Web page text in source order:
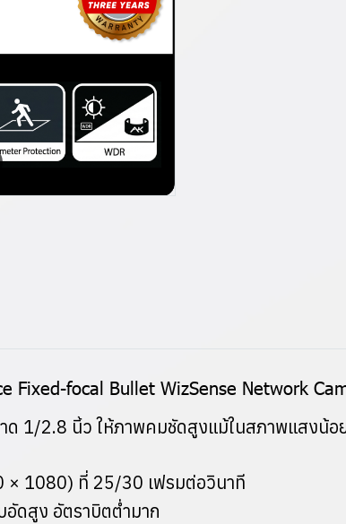
Fixed-focal Bullet WizSense Network
าด 1/2.8 นิ้ว ให้ภาพคมชัดสูงแม้ในสภาพแสงน้อ
1080) ที่ 25/30 เฟรมต่อวินาที
ดสูง อัตราบิตต่ำมาก